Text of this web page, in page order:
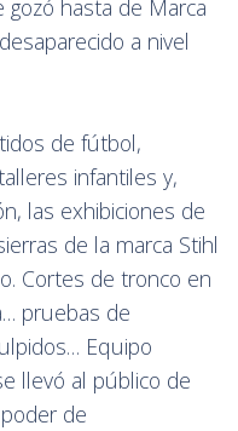
hasta de Marca
a nivel
de fútbol,
infantiles y,
las exhibiciones de
de la marca Stihl
Cortes de tronco en
pruebas de
Equipo
llevó al público de
de